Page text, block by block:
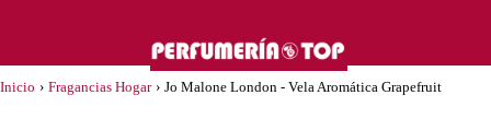
Inicio › Fragancias Hogar › Jo Malone London - Vela Aromática Grapefruit